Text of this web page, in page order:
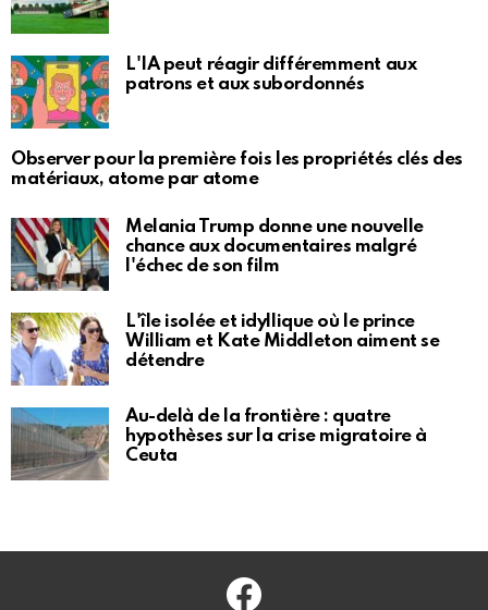
L'IA peut réagir différemment aux
patrons et aux subordonnés
Observer pour la première fois les propriétés clés des
matériaux, atome par atome
Melania Trump donne une nouvelle
chance aux documentaires malgré
l'échec de son film
L'île isolée et idyllique où le prince
William et Kate Middleton aiment se
détendre
Au-delà de la frontière : quatre
hypothèses sur la crise migratoire à
Ceuta
Facebook